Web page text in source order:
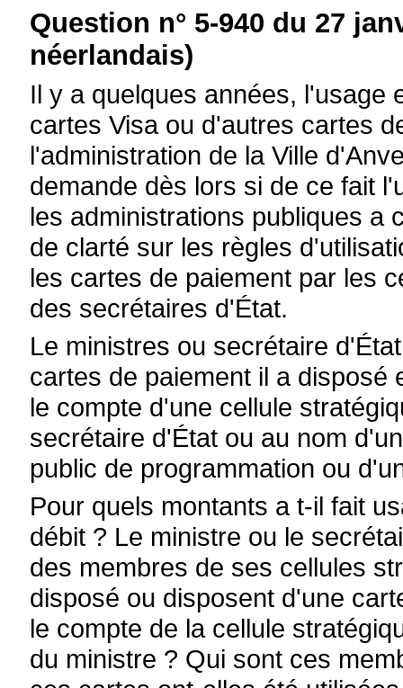
Question n° 5-940 du 27
néerlandais)
Il y a quelques années, l'usage
cartes Visa ou d'autres cartes
l'administration de la Ville
demande dès lors si de ce fait
les administrations publiques a
de clarté sur les règles
les cartes de paiement par les
des secrétaires d'État.
Le ministres ou secrétaire
cartes de paiement il a disposé
le compte d'une cellule
secrétaire d'État ou au nom
public de programmation ou
Pour quels montants a t-il fait
débit ? Le ministre ou le
des membres de ses cellules
disposé ou disposent d'une
le compte de la cellule
du ministre ? Qui sont ces